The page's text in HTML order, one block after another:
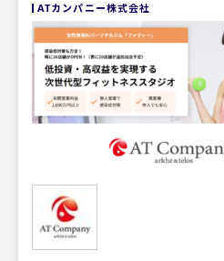
ATカンパニー株式会社